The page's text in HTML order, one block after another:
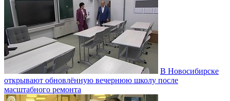
В Новосибирске
открывают обновлённую вечернюю школу после
масштабного ремонта